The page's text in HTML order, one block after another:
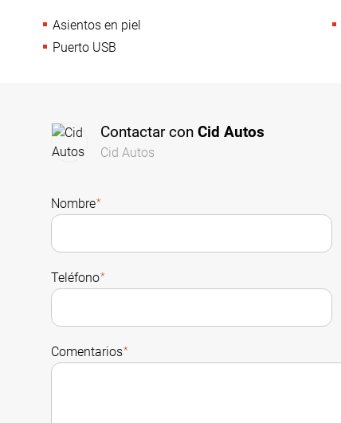
Asientos en piel
Puerto USB
Contactar conCid Autos
Cid Autos
Nombre*
Teléfono*
Comentarios*